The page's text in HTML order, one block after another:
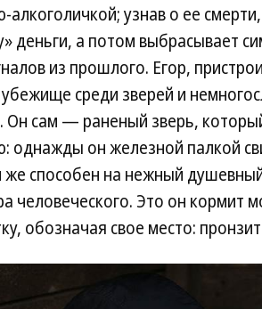
узнав о ее
деньги, а потом выбрасывает
из прошлого. Егор,
среди зверей и
Он сам — раненый зверь,
однажды он железной палкой
же способен на нежный
человеческого. Это он кормит
обозначая свое место: